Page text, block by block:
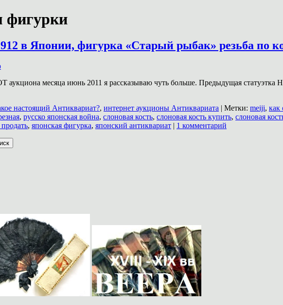
фигурки
в Японии, фигурка «Старый рыбак» резьба по
месяца июнь 2011 я рассказываю чуть больше. Предыдущая
настоящий Антиквариат?, интернет аукционы Антиквариата | Метки: meiji, как
, русско японская война, слоновая кость, слоновая кость купить, слоновая
, японская фигурка, японский антиквариат | 1 комментарий